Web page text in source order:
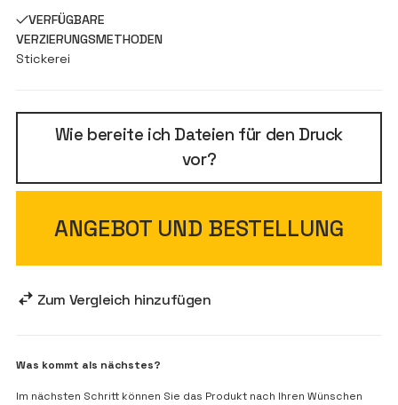
VERFÜGBARE
VERZIERUNGSMETHODEN
Stickerei
Wie bereite ich Dateien für den Druck
vor?
ANGEBOT UND BESTELLUNG
Zum Vergleich hinzufügen
Was kommt als nächstes?
Im nächsten Schritt können Sie das Produkt nach Ihren Wünschen